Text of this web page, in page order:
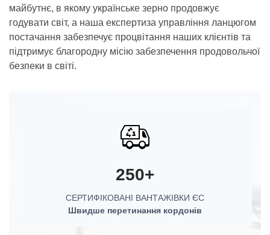
майбутнє, в якому українське зерно продовжує
годувати світ, а наша експертиза управління ланцюгом
постачання забезпечує процвітання наших клієнтів та
підтримує благородну місію забезпечення продовольчої
безпеки в світі.
250+
СЕРТИФІКОВАНІ ВАНТАЖІВКИ ЄС
Швидше перетинання кордонів